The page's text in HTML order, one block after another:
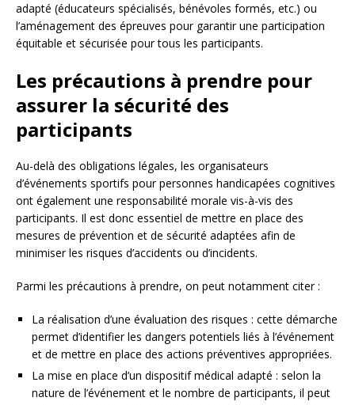
adapté (éducateurs spécialisés, bénévoles formés, etc.) ou
l’aménagement des épreuves pour garantir une participation
équitable et sécurisée pour tous les participants.
Les précautions à prendre pour
assurer la sécurité des
participants
Au-delà des obligations légales, les organisateurs
d’événements sportifs pour personnes handicapées cognitives
ont également une responsabilité morale vis-à-vis des
participants. Il est donc essentiel de mettre en place des
mesures de prévention et de sécurité adaptées afin de
minimiser les risques d’accidents ou d’incidents.
Parmi les précautions à prendre, on peut notamment citer :
La réalisation d’une évaluation des risques : cette démarche
permet d’identifier les dangers potentiels liés à l’événement
et de mettre en place des actions préventives appropriées.
La mise en place d’un dispositif médical adapté : selon la
nature de l’événement et le nombre de participants, il peut